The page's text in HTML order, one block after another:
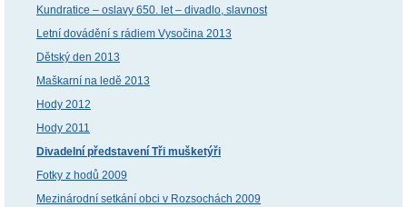
Kundratice – oslavy 650. let – divadlo, slavnost
Letní dovádění s rádiem Vysočina 2013
Dětský den 2013
Maškarní na ledě 2013
Hody 2012
Hody 2011
Divadelní představení Tři mušketýři
Fotky z hodů 2009
Mezinárodní setkání obci v Rozsochách 2009